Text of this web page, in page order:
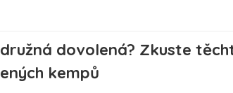
dovolená? Zkuste
kempů